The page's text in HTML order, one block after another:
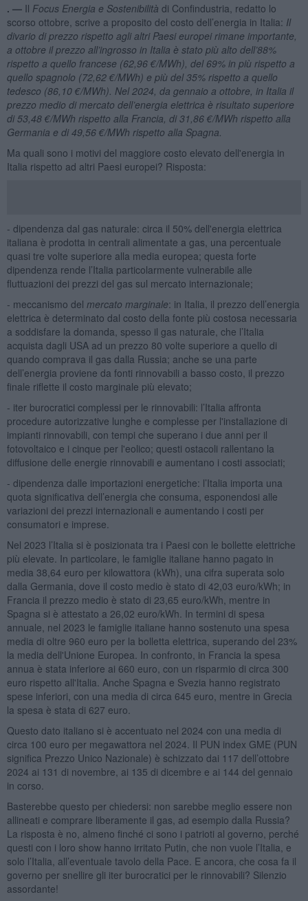
. — Il Focus Energia e Sostenibilità di Confindustria, redatto lo
scorso ottobre, scrive a proposito del costo dell’energia in Italia: Il
divario di prezzo rispetto agli altri Paesi europei rimane importante,
a ottobre il prezzo all’ingrosso in Italia è stato più alto dell’88%
rispetto a quello francese (62,96 €/MWh), del 69% in più rispetto a
quello spagnolo (72,62 €/MWh) e più del 35% rispetto a quello
tedesco (86,10 €/MWh). Nel 2024, da gennaio a ottobre, in Italia il
prezzo medio di mercato dell’energia elettrica è risultato superiore
di 53,48 €/MWh rispetto alla Francia, di 31,86 €/MWh rispetto alla
Germania e di 49,56 €/MWh rispetto alla Spagna.
Ma quali sono i motivi del maggiore costo elevato dell'energia in
Italia rispetto ad altri Paesi europei? Risposta:
- dipendenza dal gas naturale: circa il 50% dell'energia elettrica
italiana è prodotta in centrali alimentate a gas, una percentuale
quasi tre volte superiore alla media europea; questa forte
dipendenza rende l’Italia particolarmente vulnerabile alle
fluttuazioni dei prezzi del gas sul mercato internazionale;
- meccanismo del mercato marginale: in Italia, il prezzo dell’energia
elettrica è determinato dal costo della fonte più costosa necessaria
a soddisfare la domanda, spesso il gas naturale, che l’Italia
acquista dagli USA ad un prezzo 80 volte superiore a quello di
quando comprava il gas dalla Russia; anche se una parte
dell’energia proviene da fonti rinnovabili a basso costo, il prezzo
finale riflette il costo marginale più elevato;
- iter burocratici complessi per le rinnovabili: l’Italia affronta
procedure autorizzative lunghe e complesse per l'installazione di
impianti rinnovabili, con tempi che superano i due anni per il
fotovoltaico e i cinque per l'eolico; questi ostacoli rallentano la
diffusione delle energie rinnovabili e aumentano i costi associati;
- dipendenza dalle importazioni energetiche: l’Italia importa una
quota significativa dell’energia che consuma, esponendosi alle
variazioni dei prezzi internazionali e aumentando i costi per
consumatori e imprese.
Nel 2023 l’Italia si è posizionata tra i Paesi con le bollette elettriche
più elevate. In particolare, le famiglie italiane hanno pagato in
media 38,64 euro per kilowattora (kWh), una cifra superata solo
dalla Germania, dove il costo medio è stato di 42,03 euro/kWh; in
Francia il prezzo medio è stato di 23,65 euro/kWh, mentre in
Spagna si è attestato a 26,02 euro/kWh. In termini di spesa
annuale, nel 2023 le famiglie italiane hanno sostenuto una spesa
media di oltre 960 euro per la bolletta elettrica, superando del 23%
la media dell'Unione Europea. In confronto, in Francia la spesa
annua è stata inferiore ai 660 euro, con un risparmio di circa 300
euro rispetto all'Italia. Anche Spagna e Svezia hanno registrato
spese inferiori, con una media di circa 645 euro, mentre in Grecia
la spesa è stata di 627 euro.
Questo dato italiano si è accentuato nel 2024 con una media di
circa 100 euro per megawattora nel 2024. Il PUN index GME (PUN
significa Prezzo Unico Nazionale) è schizzato dai 117 dell’ottobre
2024 ai 131 di novembre, ai 135 di dicembre e ai 144 del gennaio
in corso.
Basterebbe questo per chiedersi: non sarebbe meglio essere non
allineati e comprare liberamente il gas, ad esempio dalla Russia?
La risposta è no, almeno finché ci sono i patrioti al governo, perché
questi con i loro show hanno irritato Putin, che non vuole l’Italia, e
solo l’Italia, all’eventuale tavolo della Pace. E ancora, che cosa fa il
governo per snellire gli iter burocratici per le rinnovabili? Silenzio
assordante!